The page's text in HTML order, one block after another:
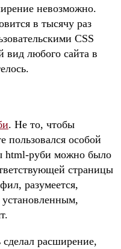
невозможно.
в тысячу раз
CSS
вид любого сайта в
. Не то, чтобы
пользовался особой
html-руби можно было
страницы
разумеется,
расширение,